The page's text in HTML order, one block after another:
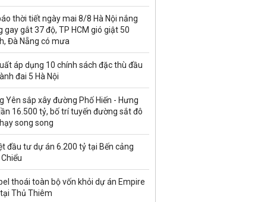
thời tiết ngày mai 8/8 Hà Nội nắng
gay gắt 37 độ, TP HCM gió giật 50
Đà Nẵng có mưa
áp dụng 10 chính sách đặc thù đầu
đai 5 Hà Nội
Yên sắp xây đường Phố Hiến - Hưng
16.500 tỷ, bố trí tuyến đường sắt đô
song song
đầu tư dự án 6.200 tỷ tại Bến cảng
thoái toàn bộ vốn khỏi dự án Empire
Thủ Thiêm